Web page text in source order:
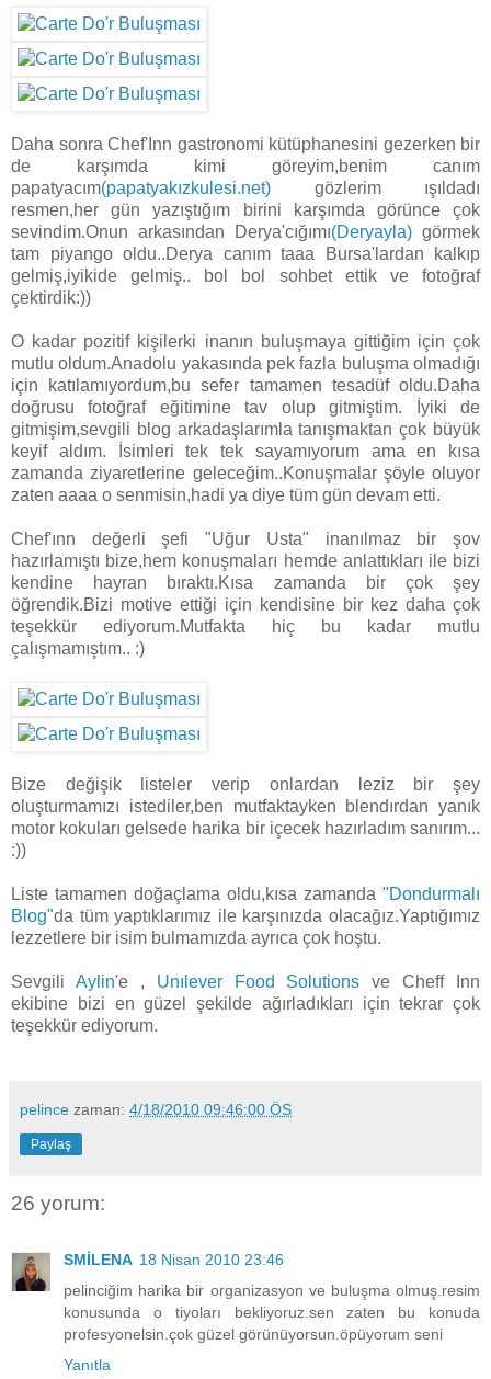
Daha sonra Chef'Inn gastronomi kütüphanesini gezerken bir
de karşımda kimi göreyim,benim canım
papatyacım(papatyakızkulesi.net) gözlerim ışıldadı
resmen,her gün yazıştığım birini karşımda görünce çok
sevindim.Onun arkasından Derya'cığımı(Deryayla) görmek
tam piyango oldu..Derya canım taaa Bursa'lardan kalkıp
gelmiş,iyikide gelmiş.. bol bol sohbet ettik ve fotoğraf
çektirdik:))
O kadar pozitif kişilerki inanın buluşmaya gittiğim için çok
mutlu oldum.Anadolu yakasında pek fazla buluşma olmadığı
için katılamıyordum,bu sefer tamamen tesadüf oldu.Daha
doğrusu fotoğraf eğitimine tav olup gitmiştim. İyiki de
gitmişim,sevgili blog arkadaşlarımla tanışmaktan çok büyük
keyif aldım. İsimleri tek tek sayamıyorum ama en kısa
zamanda ziyaretlerine geleceğim..Konuşmalar şöyle oluyor
zaten aaaa o senmisin,hadi ya diye tüm gün devam etti.
Chef'ınn değerli şefi "Uğur Usta" inanılmaz bir şov
hazırlamıştı bize,hem konuşmaları hemde anlattıkları ile bizi
kendine hayran bıraktı.Kısa zamanda bir çok şey
öğrendik.Bizi motive ettiği için kendisine bir kez daha çok
teşekkür ediyorum.Mutfakta hiç bu kadar mutlu
çalışmamıştım.. :)
Bize değişik listeler verip onlardan leziz bir şey
oluşturmamızı istediler,ben mutfaktayken blendırdan yanık
motor kokuları gelsede harika bir içecek hazırladım sanırım...
:))
Liste tamamen doğaçlama oldu,kısa zamanda "Dondurmalı
Blog"da tüm yaptıklarımız ile karşınızda olacağız.Yaptığımız
lezzetlere bir isim bulmamızda ayrıca çok hoştu.
Sevgili Aylin'e , Unılever Food Solutions ve Cheff Inn
ekibine bizi en güzel şekilde ağırladıkları için tekrar çok
teşekkür ediyorum.
pelince zaman: 4/18/2010 09:46:00 ÖS
Paylaş
26 yorum:
SMİLENA 18 Nisan 2010 23:46
pelinciğim harika bir organizasyon ve buluşma olmuş.resim
konusunda o tiyoları bekliyoruz.sen zaten bu konuda
profesyonelsin.çok güzel görünüyorsun.öpüyorum seni
Yanıtla